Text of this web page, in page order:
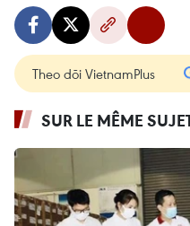
Theo dõi VietnamPlus
SUR LE MÊME